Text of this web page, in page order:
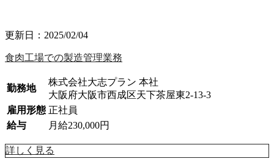
更新日：2025/02/04
食肉工場での製造管理業務
勤務地
株式会社大志プラン 本社
大阪府大阪市西成区天下茶屋東2-13-3
雇用形態 正社員
給与
月給230,000円
詳しく見る